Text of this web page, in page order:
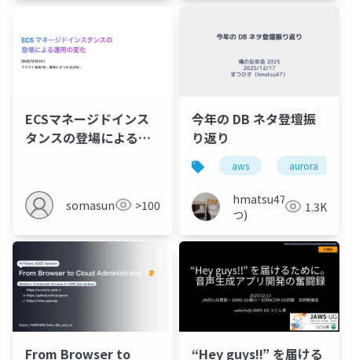
ECSマネージドインス
タンスの登場による運
somasun >100
今年の DB ネタ登壇振
り返り
aws aurora
hmatsu47(ま
つ)
1.3K
From Browser to “Hey guys!!” を届ける